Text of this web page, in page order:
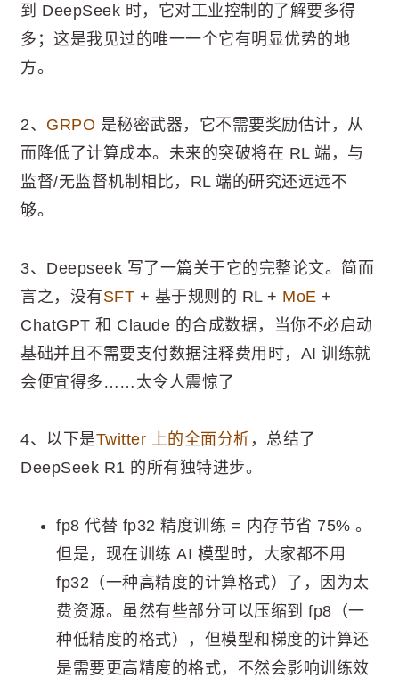
到 DeepSeek 时，它对工业控制的了解要多得
多；这是我见过的唯一一个它有明显优势的地
方。
2、 GRPO 是秘密武器，它不需要奖励估计，从
而降低了计算成本。未来的突破将在 RL 端，与
监督/无监督机制相比，RL 端的研究还远远不
够。
3、Deepseek 写了一篇关于它的完整论文。简而
言之，没有SFT + 基于规则的 RL + MoE +
ChatGPT 和 Claude 的合成数据，当你不必启动
基础并且不需要支付数据注释费用时，AI 训练就
会便宜得多……太令人震惊了
4、以下是Twitter 上的全面分析 ，总结了
DeepSeek R1 的所有独特进步。
fp8 代替 fp32 精度训练 = 内存节省 75% 。
但是，现在训练 AI 模型时，大家都不用
fp32（一种高精度的计算格式）了，因为太
费资源。虽然有些部分可以压缩到 fp8（一
种低精度的格式），但模型和梯度的计算还
是需要更高精度的格式，不然会影响训练效